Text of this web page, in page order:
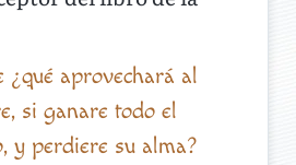
¿qué aprovechará al
si ganare todo el
y perdiere su alma?